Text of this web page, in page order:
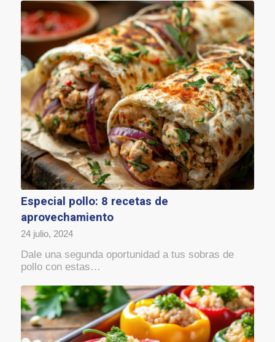
Especial pollo: 8 recetas de
aprovechamiento
24 julio, 2024
Dale una segunda oportunidad a tus sobras de
pollo con estas…